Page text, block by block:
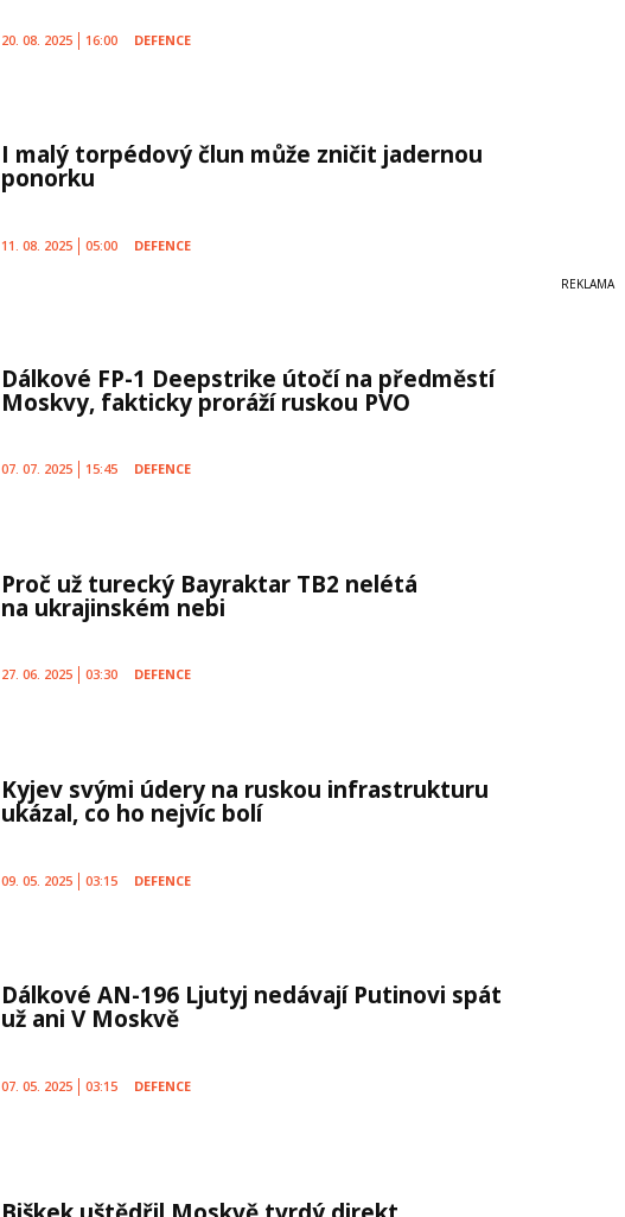
20. 08. 2025 16:00 DEFENCE
I malý torpédový člun může zničit jadernou
ponorku
11. 08. 2025 05:00 DEFENCE
Dálkové FP-1 Deepstrike útočí na předměstí
Moskvy, fakticky proráží ruskou PVO
07. 07. 2025 15:45 DEFENCE
Proč už turecký Bayraktar TB2 nelétá
na ukrajinském nebi
27. 06. 2025 03:30 DEFENCE
Kyjev svými údery na ruskou infrastrukturu
ukázal, co ho nejvíc bolí
09. 05. 2025 03:15 DEFENCE
Dálkové AN-196 Ljutyj nedávají Putinovi spát
už ani V Moskvě
07. 05. 2025 03:15 DEFENCE